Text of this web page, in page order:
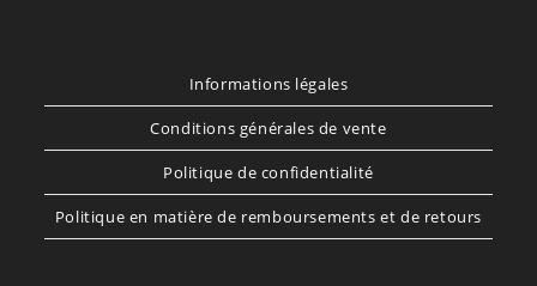
Informations légales
Conditions générales de vente
Politique de confidentialité
Politique en matière de remboursements et de retours